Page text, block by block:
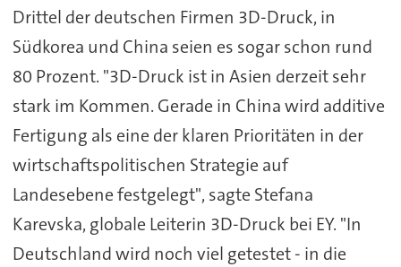
Drittel der deutschen Firmen 3D-Druck, in
Südkorea und China seien es sogar schon rund
80 Prozent. "3D-Druck ist in Asien derzeit sehr
stark im Kommen. Gerade in China wird additive
Fertigung als eine der klaren Prioritäten in der
wirtschaftspolitischen Strategie auf
Landesebene festgelegt", sagte Stefana
Karevska, globale Leiterin 3D-Druck bei EY. "In
Deutschland wird noch viel getestet - in die